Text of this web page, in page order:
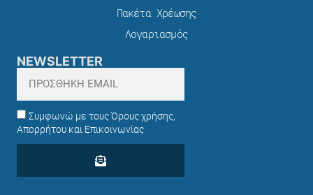
Πακέτα Χρέωσης​
Λογαριασμός
NEWSLETTER
Συμφωνώ με τους Όρους χρήσης,
Απορρήτου και Επικοινωνίας